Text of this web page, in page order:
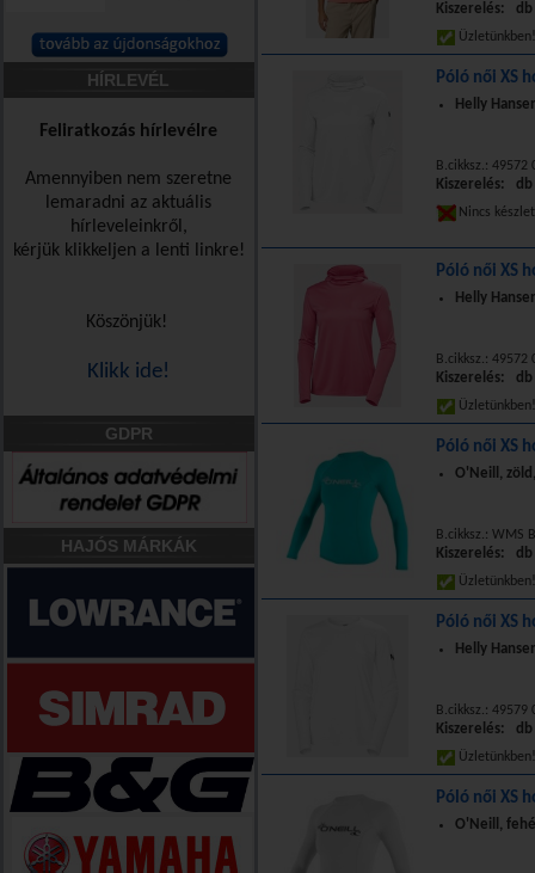
HÍRLEVÉL
Feliratkozás hírlevélre
Amennyiben nem szeretne
lemaradni az aktuális
hírleveleinkről,
kérjük klikkeljen a lenti linkre!
Köszönjük!
Klikk ide!
GDPR
HAJÓS MÁRKÁK
Kiszerelés: db
Póló női XS
Helly
B.cikksz.: 49572
Kiszerelés: db
Nincs
Póló női XS
Helly
B.cikksz.: 49572
Kiszerelés: db
Póló női XS
O'Neill,
B.cikksz.: WMS
Kiszerelés: db
Póló női XS
Helly
B.cikksz.: 49579
Kiszerelés: db
Póló női XS
O'Neill,